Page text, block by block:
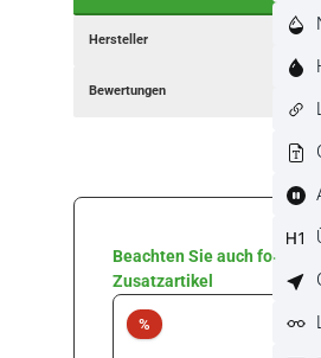
Hersteller
Bewertungen
Produktgalerie überspringen
Beachten Sie auch folgende
Zusatzartikel
% Rabatt